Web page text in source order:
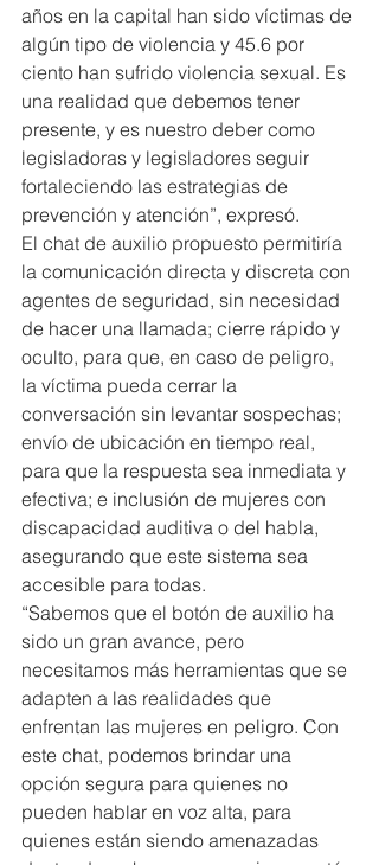
años en la capital han sido víctimas de
algún tipo de violencia y 45.6 por
ciento han sufrido violencia sexual. Es
una realidad que debemos tener
presente, y es nuestro deber como
legisladoras y legisladores seguir
fortaleciendo las estrategias de
prevención y atención”, expresó.
El chat de auxilio propuesto permitiría
la comunicación directa y discreta con
agentes de seguridad, sin necesidad
de hacer una llamada; cierre rápido y
oculto, para que, en caso de peligro,
la víctima pueda cerrar la
conversación sin levantar sospechas;
envío de ubicación en tiempo real,
para que la respuesta sea inmediata y
efectiva; e inclusión de mujeres con
discapacidad auditiva o del habla,
asegurando que este sistema sea
accesible para todas.
“Sabemos que el botón de auxilio ha
sido un gran avance, pero
necesitamos más herramientas que se
adapten a las realidades que
enfrentan las mujeres en peligro. Con
este chat, podemos brindar una
opción segura para quienes no
pueden hablar en voz alta, para
quienes están siendo amenazadas